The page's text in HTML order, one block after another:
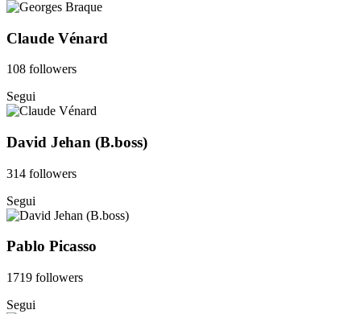
Claude Vénard
108 followers
Segui
David Jehan (B.boss)
314 followers
Segui
Pablo Picasso
1719 followers
Segui